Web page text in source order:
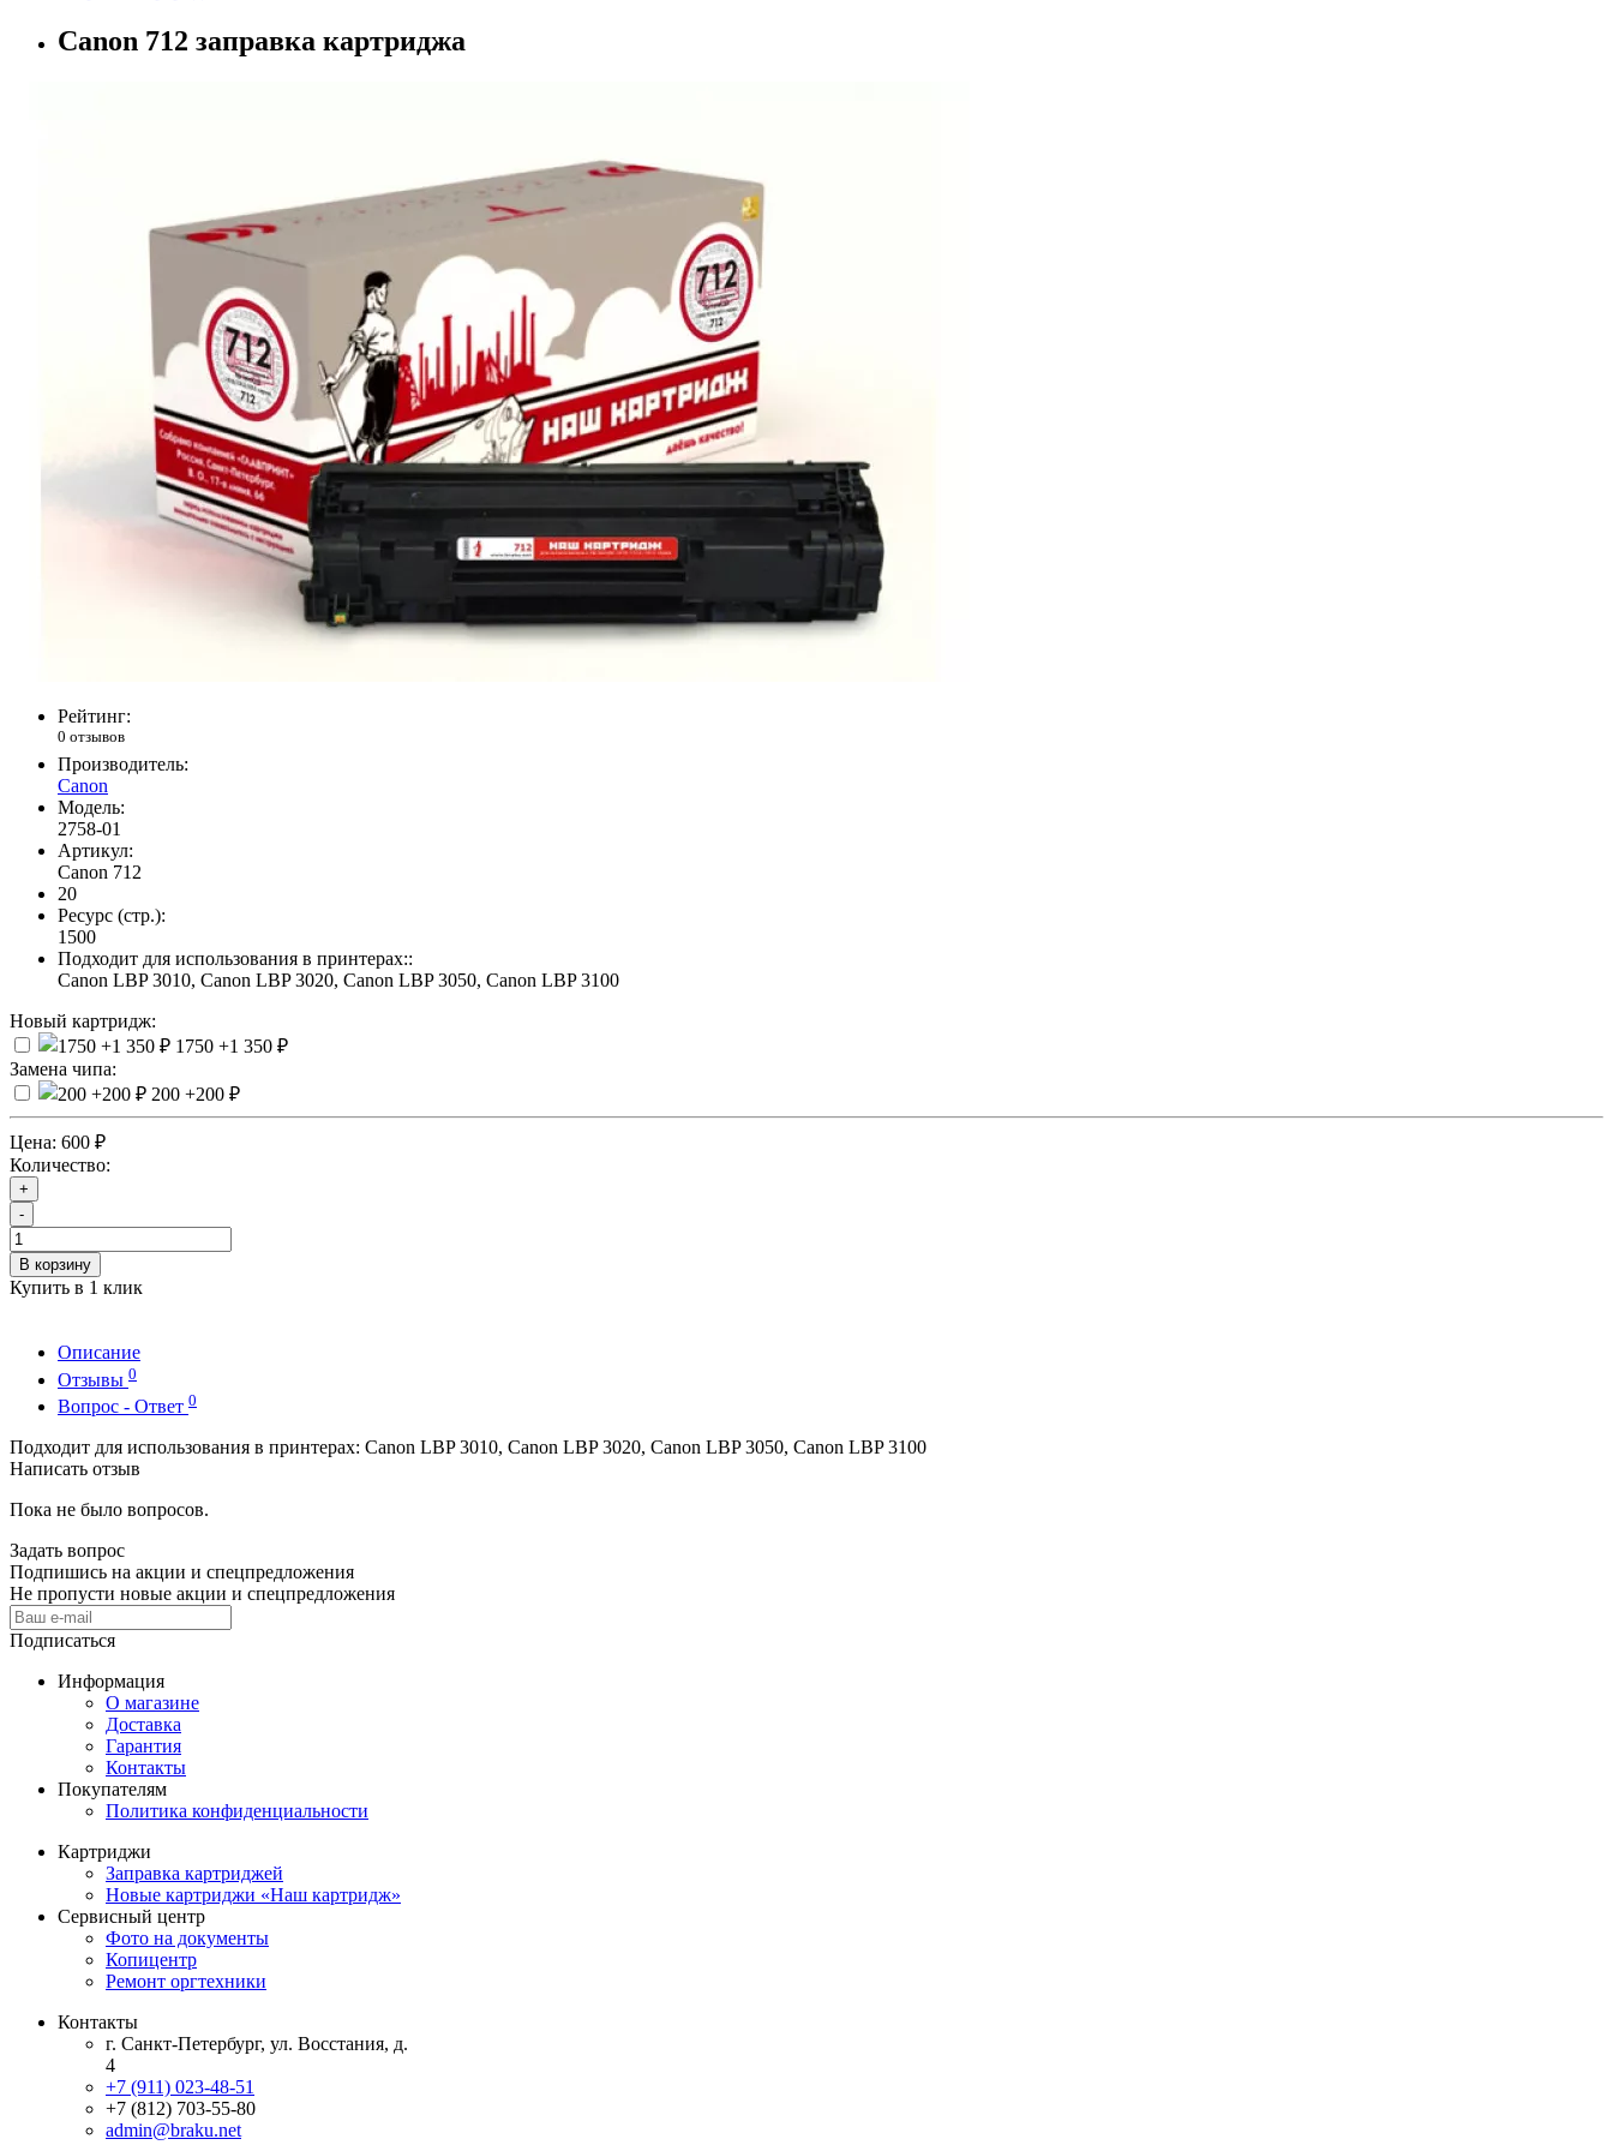
Canon 712 заправка картриджа
Рейтинг:
0 отзывов
Производитель:
Canon
Модель:
2758-01
Артикул:
Canon 712
20
Ресурс (стр.):
1500
Подходит для использования в принтерах::
Canon LBP 3010, Canon LBP 3020, Canon LBP 3050, Canon LBP 3100
Новый картридж:
1750 +1 350 ₽
Замена чипа:
200 +200 ₽
Цена: 600 ₽
Количество:
+
-
В корзину
Купить в 1 клик
Описание
Отзывы 0
Вопрос - Ответ 0
Подходит для использования в принтерах: Canon LBP 3010, Canon LBP 3020, Canon LBP 3050, Canon LBP 3100
Написать отзыв
Пока не было вопросов.
Задать вопрос
Подпишись на акции и спецпредложения
Не пропусти новые акции и спецпредложения
Подписаться
Информация
О магазине
Доставка
Гарантия
Контакты
Покупателям
Политика конфиденциальности
Картриджи
Заправка картриджей
Новые картриджи «Наш картридж»
Сервисный центр
Фото на документы
Копицентр
Ремонт оргтехники
Контакты
г. Санкт-Петербург, ул. Восстания, д.
4
+7 (911) 023-48-51
+7 (812) 703-55-80
admin@braku.net